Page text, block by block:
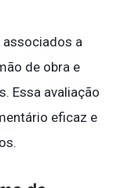
a
de obra e
Essa avaliação
eficaz e